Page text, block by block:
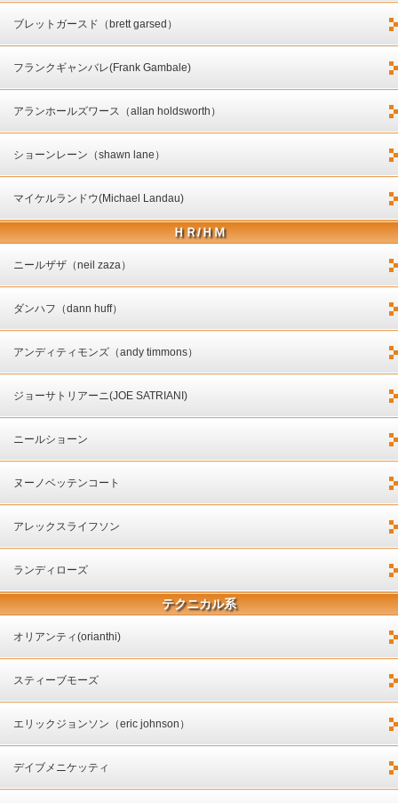
ブレットガースド（brett garsed）
フランクギャンバレ(Frank Gambale)
アランホールズワース（allan holdsworth）
ショーンレーン（shawn lane）
マイケルランドウ(Michael Landau)
ＨＲ/ＨＭ
ニールザザ（neil zaza）
ダンハフ（dann huff）
アンディティモンズ（andy timmons）
ジョーサトリアーニ(JOE SATRIANI)
ニールショーン
ヌーノベッテンコート
アレックスライフソン
ランディローズ
テクニカル系
オリアンティ(orianthi)
スティーブモーズ
エリックジョンソン（eric johnson）
デイブメニケッティ